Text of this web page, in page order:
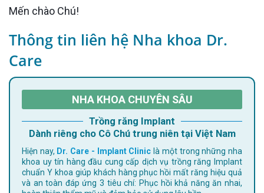
Mến chào Chú!
Thông tin liên hệ Nha khoa Dr.
Care
NHA KHOA CHUYÊN SÂU
Trồng răng Implant
Dành riêng cho Cô Chú trung niên tại Việt Nam
Hiện nay, Dr. Care - Implant Clinic là một trong những nha
khoa uy tín hàng đầu cung cấp dịch vụ trồng răng Implant
chuẩn Y khoa giúp khách hàng phục hồi mất răng hiệu quả
và an toàn đáp ứng 3 tiêu chí: Phục hồi khả năng ăn nhai,